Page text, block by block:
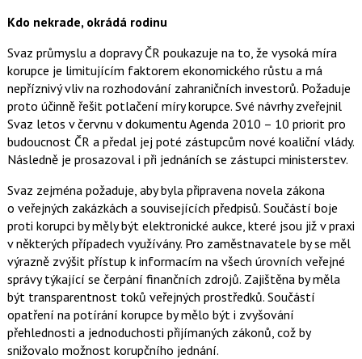
Kdo nekrade, okrádá rodinu
Svaz průmyslu a dopravy ČR poukazuje na to, že vysoká míra
korupce je limitujícím faktorem ekonomického růstu a má
nepříznivý vliv na rozhodování zahraničních investorů. Požaduje
proto účinně řešit potlačení míry korupce. Své návrhy zveřejnil
Svaz letos v červnu v dokumentu Agenda 2010 – 10 priorit pro
budoucnost ČR a předal jej poté zástupcům nové koaliční vlády.
Následně je prosazoval i při jednáních se zástupci ministerstev.
Svaz zejména požaduje, aby byla připravena novela zákona
o veřejných zakázkách a souvisejících předpisů. Součástí boje
proti korupci by měly být elektronické aukce, které jsou již v praxi
v některých případech využívány. Pro zaměstnavatele by se měl
výrazně zvýšit přístup k informacím na všech úrovních veřejné
správy týkající se čerpání finančních zdrojů. Zajištěna by měla
být transparentnost toků veřejných prostředků. Součástí
opatření na potírání korupce by mělo být i zvyšování
přehlednosti a jednoduchosti přijímaných zákonů, což by
snižovalo možnost korupčního jednání.